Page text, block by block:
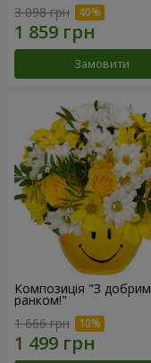
3 098 грн
Замовити
Композиція "З добрим
ранком!"
1 666 грн